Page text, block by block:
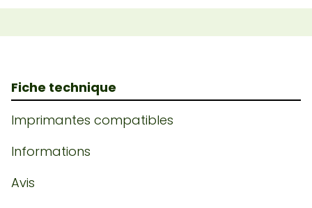
Fiche technique
Imprimantes compatibles
Informations
Avis